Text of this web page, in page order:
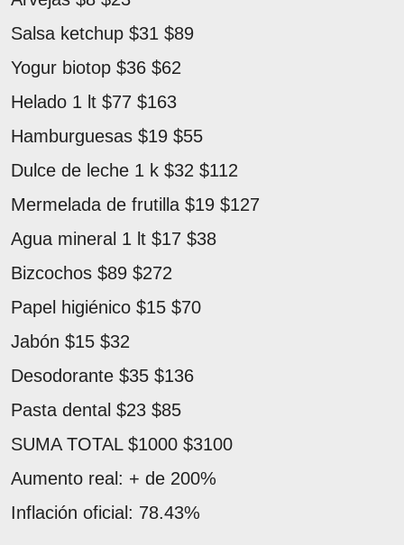
Salsa ketchup $31 $89
Yogur biotop $36 $62
Helado 1 lt $77 $163
Hamburguesas $19 $55
Dulce de leche 1 k $32 $112
Mermelada de frutilla $19 $127
Agua mineral 1 lt $17 $38
Bizcochos $89 $272
Papel higiénico $15 $70
Jabón $15 $32
Desodorante $35 $136
Pasta dental $23 $85
SUMA TOTAL $1000 $3100
Aumento real: + de 200%
Inflación oficial: 78.43%